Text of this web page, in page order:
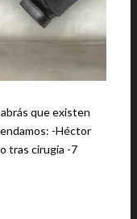
que existen
cirugía -7